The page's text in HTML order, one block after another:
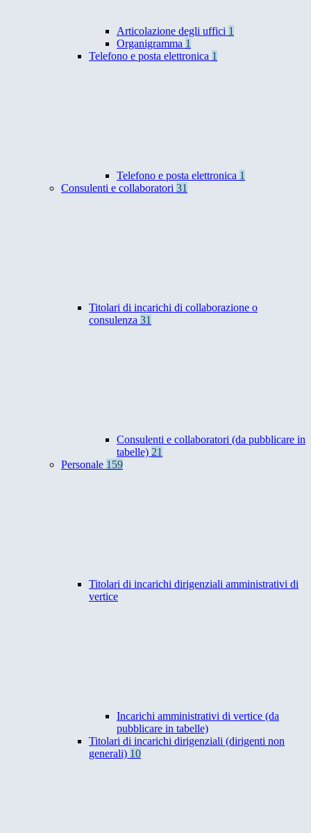
Articolazione degli uffici 1
Organigramma 1
Telefono e posta elettronica 1
Telefono e posta elettronica 1
Consulenti e collaboratori 31
Titolari di incarichi di collaborazione o
consulenza 31
Consulenti e collaboratori (da pubblicare in
tabelle) 21
Personale 159
Titolari di incarichi dirigenziali amministrativi di
vertice
Incarichi amministrativi di vertice (da
pubblicare in tabelle)
Titolari di incarichi dirigenziali (dirigenti non
generali) 10